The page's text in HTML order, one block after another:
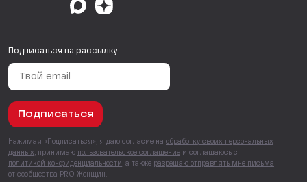
Подписаться на рассылку
Подписаться
Нажимая «Подписаться», я даю согласие на обработку своих персональных
данных , принимаю пользовательское соглашение и соглашаюсь с
политикой конфиденциальности , а также разрешаю отправлять мне письма
от сообщества PRO Женщин.